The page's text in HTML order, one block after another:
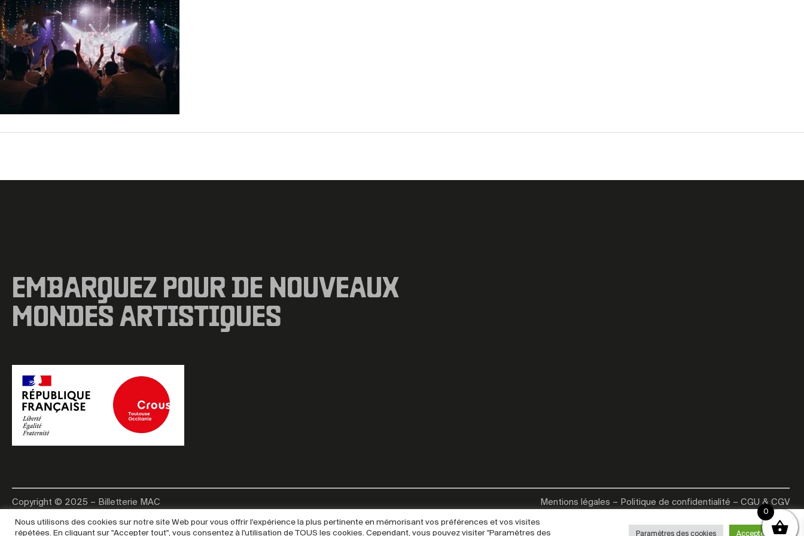
EMBARQUEZ POUR DE NOUVEAUX
MONDES ARTISTIQUES
Copyright © 2025 – Billetterie MAC Mentions légales – Politique de confidentialité – CGU & CGV
Nous utilisons des cookies sur notre site Web pour vous offrir l'expérience la plus pertinente en mémorisant vos préférences et vos visites
répétées. En cliquant sur "Accepter tout", vous consentez à l'utilisation de TOUS les cookies. Cependant, vous pouvez visiter "Paramètres des
Paramètres des cookies Accepter tout
0